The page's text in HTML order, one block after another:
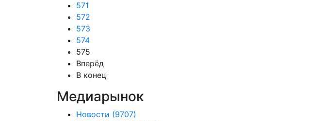
571
572
573
574
575
Вперёд
В конец
Медиарынок
Новости (9707)